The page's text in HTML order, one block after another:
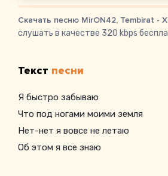
Скачать песню MirON42, Tembirat -
слушать в качестве 320 kbps
Текст песни
Я быстро забываю
Что под ногами моими земля
Нет-нет я вовсе не летаю
Об этом я все знаю